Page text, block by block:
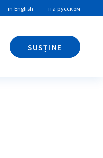
in English на русском
SUSȚINE
Caută